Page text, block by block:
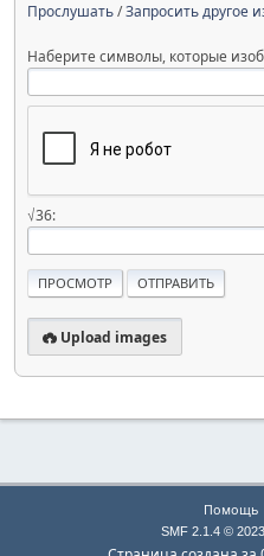
Прослушать/Запросить другое
Наберите символы, которые
√36:
Upload images
Помощь|
SMF 2.1.4 © 2023